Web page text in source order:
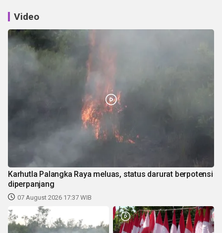
Video
Karhutla Palangka Raya meluas, status darurat berpotensi
diperpanjang
07 August 2026 17:37 WIB